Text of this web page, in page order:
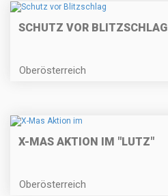
SCHUTZ VOR BLITZSCHLAG
Oberösterreich
X-MAS AKTION IM "LUTZ"
Oberösterreich